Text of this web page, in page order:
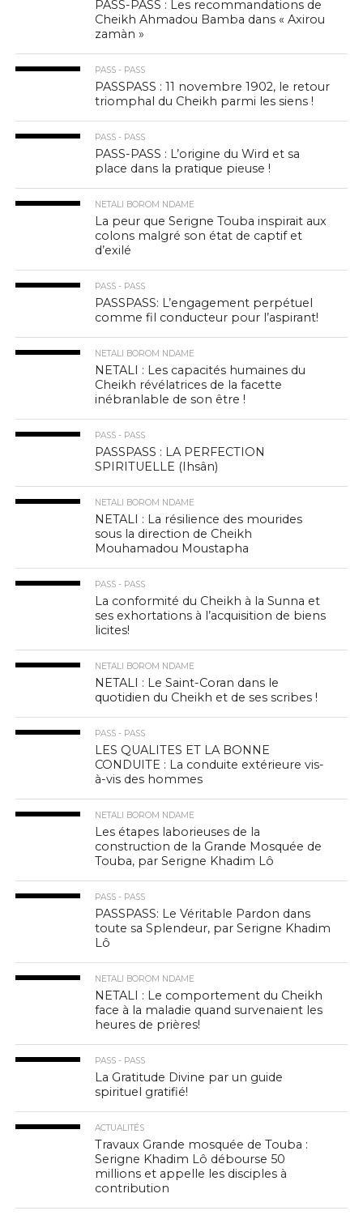
PASS-PASS : Les recommandations de
Cheikh Ahmadou Bamba dans « Axirou
zamàn »
PASS - PASS
PASSPASS : 11 novembre 1902, le retour
triomphal du Cheikh parmi les siens !
PASS - PASS
PASS-PASS : L’origine du Wird et sa
place dans la pratique pieuse !
NETALI BOROM NDAME
La peur que Serigne Touba inspirait aux
colons malgré son état de captif et
d’exilé
PASS - PASS
PASSPASS: L’engagement perpétuel
comme fil conducteur pour l’aspirant!
NETALI BOROM NDAME
NETALI : Les capacités humaines du
Cheikh révélatrices de la facette
inébranlable de son être !
PASS - PASS
PASSPASS : LA PERFECTION
SPIRITUELLE (Ihsân)
NETALI BOROM NDAME
NETALI : La résilience des mourides
sous la direction de Cheikh
Mouhamadou Moustapha
PASS - PASS
La conformité du Cheikh à la Sunna et
ses exhortations à l’acquisition de biens
licites!
NETALI BOROM NDAME
NETALI : Le Saint-Coran dans le
quotidien du Cheikh et de ses scribes !
PASS - PASS
LES QUALITES ET LA BONNE
CONDUITE : La conduite extérieure vis-
à-vis des hommes
NETALI BOROM NDAME
Les étapes laborieuses de la
construction de la Grande Mosquée de
Touba, par Serigne Khadim Lô
PASS - PASS
PASSPASS: Le Véritable Pardon dans
toute sa Splendeur, par Serigne Khadim
Lô
NETALI BOROM NDAME
NETALI : Le comportement du Cheikh
face à la maladie quand survenaient les
heures de prières!
PASS - PASS
La Gratitude Divine par un guide
spirituel gratifié!
ACTUALITÉS
Travaux Grande mosquée de Touba :
Serigne Khadim Lô débourse 50
millions et appelle les disciples à
contribution